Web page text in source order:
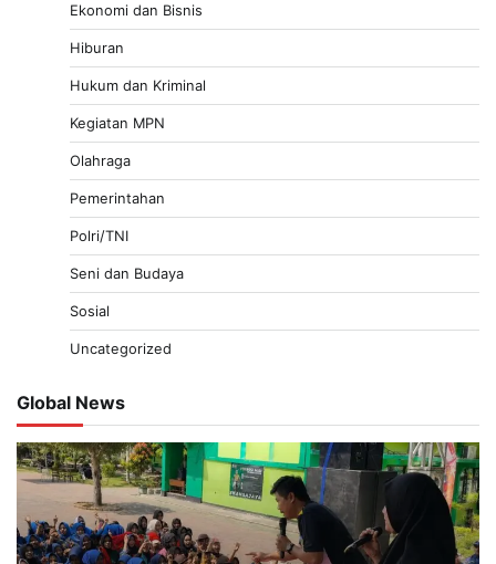
Ekonomi dan Bisnis
Hiburan
Hukum dan Kriminal
Kegiatan MPN
Olahraga
Pemerintahan
Polri/TNI
Seni dan Budaya
Sosial
Uncategorized
Global News